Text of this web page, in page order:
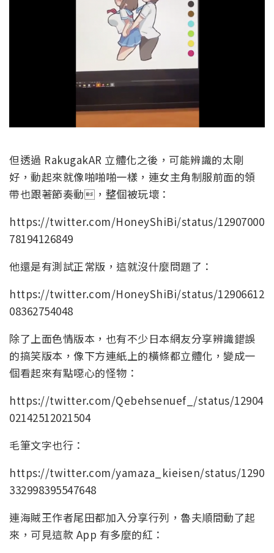
但透過 RakugakAR 立體化之後，可能辨識的太剛
好，動起來就像啪啪啪一樣，連女主角制服前面的領
帶也跟著節奏動，整個被玩壞：
https://twitter.com/HoneyShiBi/status/12907000
78194126849
他還是有測試正常版，這就沒什麼問題了：
https://twitter.com/HoneyShiBi/status/12906612
08362754048
除了上面色情版本，也有不少日本網友分享辨識錯誤
的搞笑版本，像下方連紙上的橫條都立體化，變成一
個看起來有點噁心的怪物：
https://twitter.com/Qebehsenuef_/status/12904
02142512021504
毛筆文字也行：
https://twitter.com/yamaza_kieisen/status/1290
332998395547648
連海賊王作者尾田都加入分享行列，魯夫順間動了起
來，可見這款 App 有多麼的紅：